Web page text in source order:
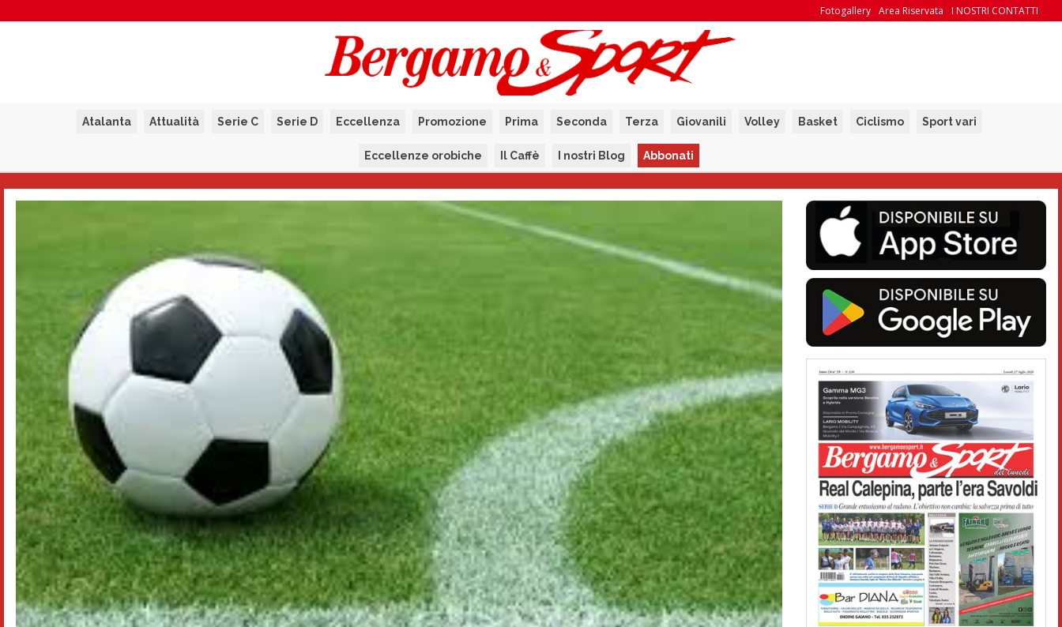
I NOSTRI CONTATTI
Area Riservata
Fotogallery
Atalanta Attualità Serie C Serie D Eccellenza Promozione Prima Seconda Terza Giovanili Volley Basket Ciclismo Sport vari
Eccellenze orobiche Il Caffè I nostri Blog Abbonati